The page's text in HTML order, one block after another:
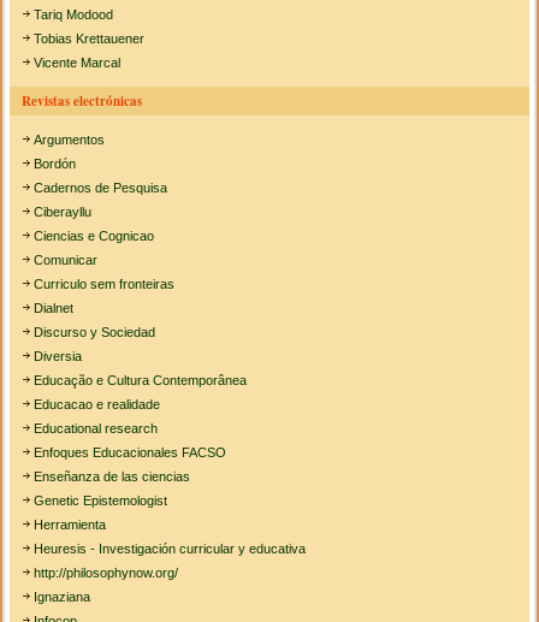
Tariq Modood
Tobias Krettauener
Vicente Marcal
Revistas electrónicas
Argumentos
Bordón
Cadernos de Pesquisa
Ciberayllu
Ciencias e Cognicao
Comunicar
Curriculo sem fronteiras
Dialnet
Discurso y Sociedad
Diversia
Educação e Cultura Contemporânea
Educacao e realidade
Educational research
Enfoques Educacionales FACSO
Enseñanza de las ciencias
Genetic Epistemologist
Herramienta
Heuresis - Investigación curricular y educativa
http://philosophynow.org/
Ignaziana